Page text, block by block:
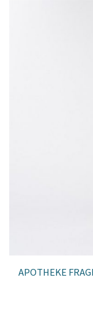
APOTHEKE